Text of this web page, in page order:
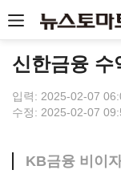
신한금융 수
입력: 2025-02-07
수정: 2025-02-07
KB금융 비이